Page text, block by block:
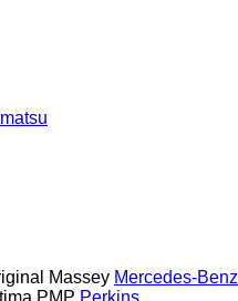
Massey Mercedes-Benz
PMP Perkins